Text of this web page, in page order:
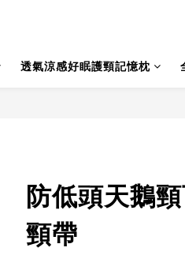
透氣涼感好眠護頸記憶枕
防低頭天鵝
頸帶